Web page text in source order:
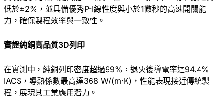
低於±2%，並具備優秀P-I線性度與小於1微秒的高速開關能
力，確保製程效率與一致性。
實證純銅高品質3D列印
在實測中，純銅列印密度超過99%，退火後導電率達94.4%
IACS，導熱係數最高達368 W/(m·K)，性能表現接近傳統製
程，展現其工業應用潛力。